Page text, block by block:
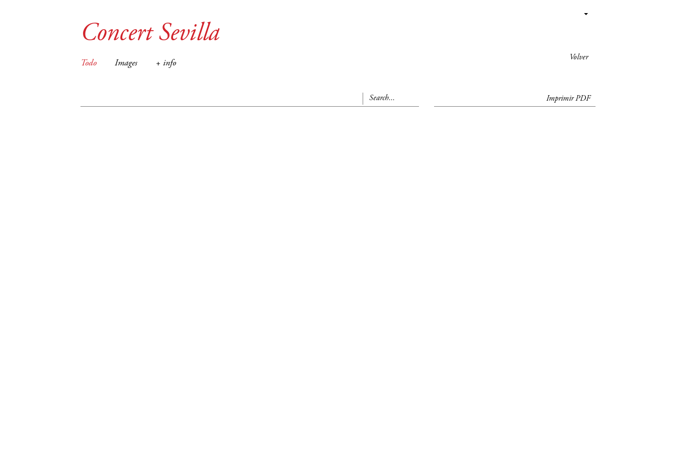
Volver
Concert Sevilla
Todo Images + info
Imprimir PDF